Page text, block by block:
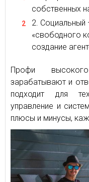
собственных
Социальный
«свободного
создание
Профи
зарабатывают и
подходит для
управление и
плюсы и минусы,